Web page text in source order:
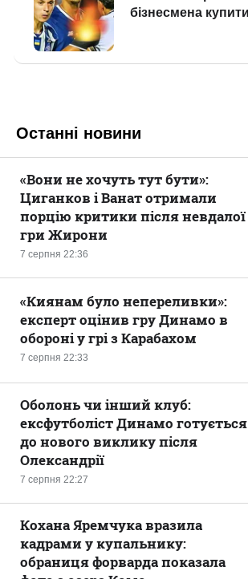
Останні новини
7 серпня 22:36
«Вони не хочуть тут бути»:
Циганков і Ванат отримали
порцію критики після невдалої
гри Жирони
7 серпня 22:33
«Киянам було непереливки»:
експерт оцінив гру Динамо в
обороні у грі з Карабахом
7 серпня 22:27
Оболонь чи інший клуб:
ексфутболіст Динамо готується
до нового виклику після
Олександрії
Кохана Яремчука вразила
кадрами у купальнику:
обраниця форварда показала